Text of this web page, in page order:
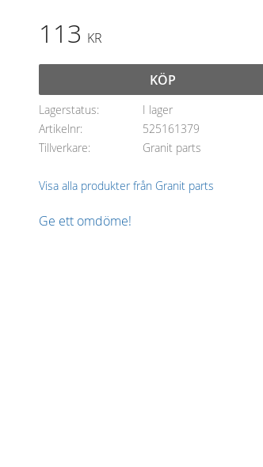
113 KR
KÖP
Lagerstatus
I lager
Artikelnr
525161379
Tillverkare
Granit parts
Visa alla produkter från Granit parts
Ge ett omdöme!